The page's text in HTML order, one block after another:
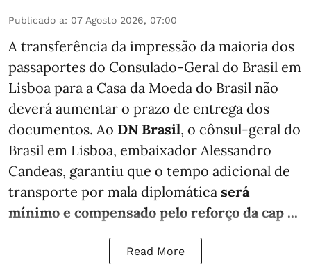
Publicado a: 07 Agosto 2026, 07:00
A transferência da impressão da maioria dos
passaportes do Consulado-Geral do Brasil em
Lisboa para a Casa da Moeda do Brasil não
deverá aumentar o prazo de entrega dos
documentos. Ao DN Brasil, o cônsul-geral do
Brasil em Lisboa, embaixador Alessandro
Candeas, garantiu que o tempo adicional de
transporte por mala diplomática será
mínimo e compensado pelo reforço da cap ...
Read More